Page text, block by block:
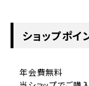
ショップポイ
年会費無料